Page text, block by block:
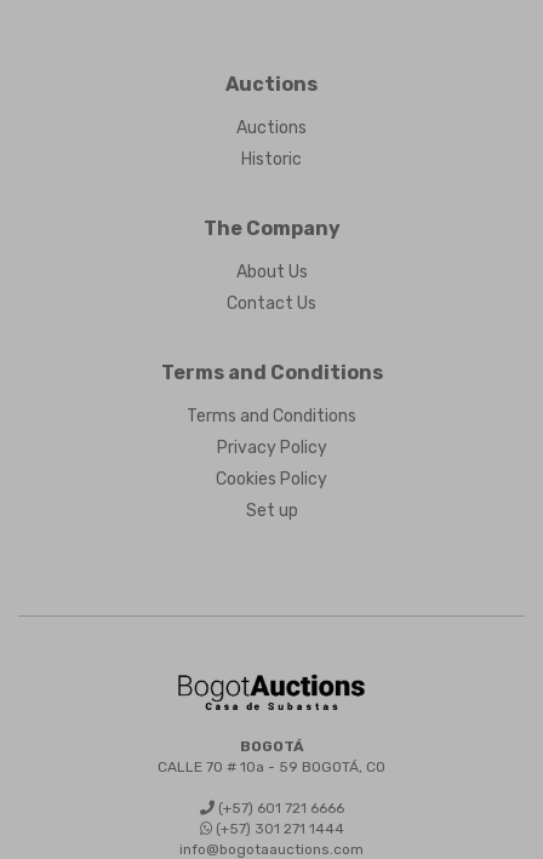
Auctions
Auctions
Historic
The Company
About Us
Contact Us
Terms and Conditions
Terms and Conditions
Privacy Policy
Cookies Policy
Set up
BOGOTÁ
CALLE 70 # 10a - 59 BOGOTÁ, CO
(+57) 601 721 6666
(+57) 301 271 1444
info@bogotaauctions.com